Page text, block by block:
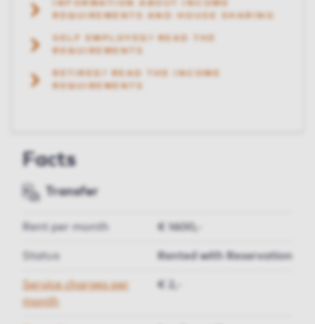
INFORMATION ABOUT INCOME
REQUIREMENTS AND HOUSE SHARING
SELF EMPLOYED? READ THE
REQUIREMENTS
RETIRED? READ THE INCOME
REQUIREMENTS
Facts
Transfer
Rent per month € 1600,-
Status Rented with Reservation
Service charges per
month
€ 2,-